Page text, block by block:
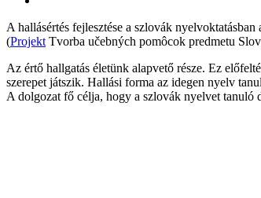
A hallásértés fejlesztése a szlovák
(Projekt Tvorba učebných pomôcok predmetu
Az értő hallgatás életünk alapvető része. Ez
szerepet játszik. Hallási forma az idegen nyelv
A dolgozat fő célja, hogy a szlovák nyelvet tanuló